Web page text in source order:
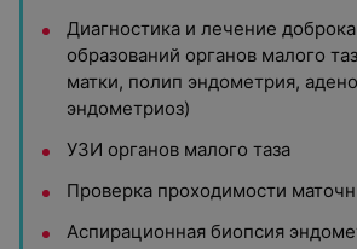
Диагностика и лечение
образований органов малого
матки, полип эндометрия,
эндометриоз)
УЗИ органов малого таза
Проверка проходимости
Аспирационная биопсия